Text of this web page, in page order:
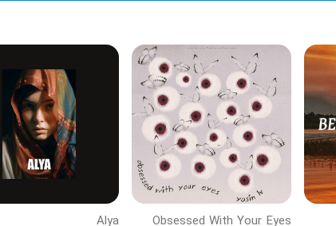
Obsessed With Your Eyes
Alya